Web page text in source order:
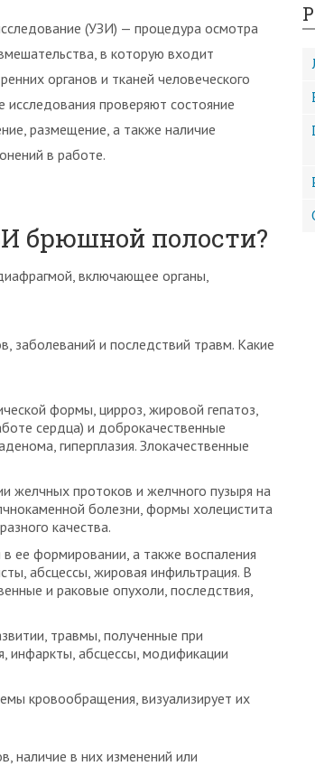
(УЗИ) — процедура осмотра
в которую входит
органов и тканей человеческого
исследования проверяют состояние
размещение, а также наличие
в работе.
брюшной полости?
включающее органы,
заболеваний и последствий травм. Какие
формы, цирроз, жировой гепатоз,
сердца) и доброкачественные
гиперплазия. Злокачественные
желчных протоков и желчного пузыря на
болезни, формы холецистита
качества.
ее формировании, а также воспаления
абсцессы, жировая инфильтрация. В
и раковые опухоли, последствия,
травмы, полученные при
инфаркты, абсцессы, модификации
кровообращения, визуализирует их
наличие в них изменений или